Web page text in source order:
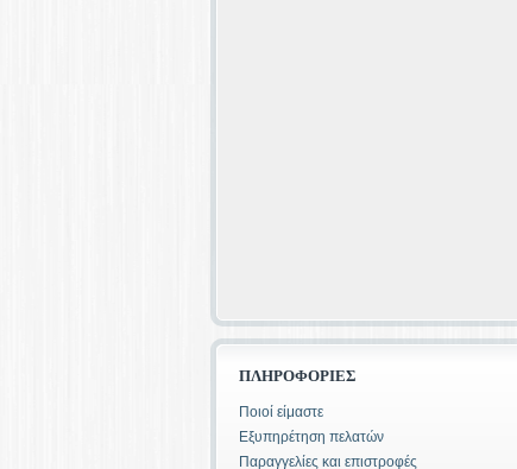
ΠΛΗΡΟΦΟΡΊΕΣ
Ποιοί είμαστε
Εξυπηρέτηση πελατών
Παραγγελίες και επιστροφές